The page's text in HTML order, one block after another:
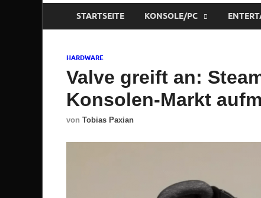
STARTSEITE KONSOLE/PC
HARDWARE
Valve greift an:
Konsolen-Markt
von Tobias Paxian